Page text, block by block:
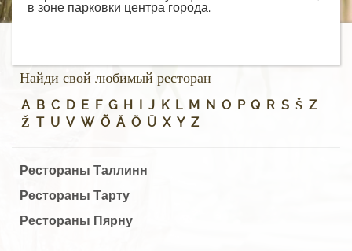
в зоне парковки центра города.
Найди свой любимый ресторан
A B C D E F G H J K L M N O P Q R S Š Z
Ž T U V W Õ Ä Ö Ü X Y Z
Рестораны Таллинн
Рестораны Тарту
Рестораны Пярну